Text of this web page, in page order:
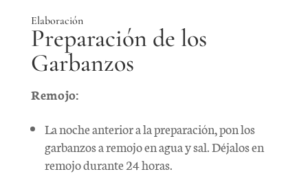
Elaboración
Preparación de los
Garbanzos
Remojo:
La noche anterior a la preparación, pon los
garbanzos a remojo en agua y sal. Déjalos en
remojo durante 24 horas.